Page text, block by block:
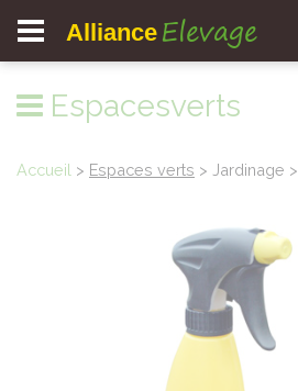
Alliance Elevage
Espacesverts
Accueil > Espaces verts > Jardinage >